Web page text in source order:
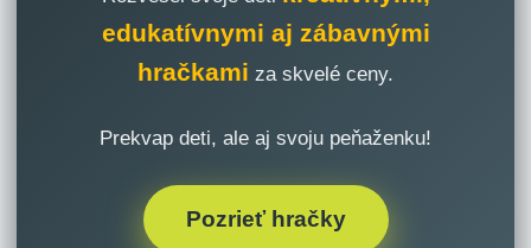
edukatívnymi aj zábavnými
hračkami za skvelé ceny.
Prekvap deti, ale aj svoju peňaženku!
Pozrieť hračky